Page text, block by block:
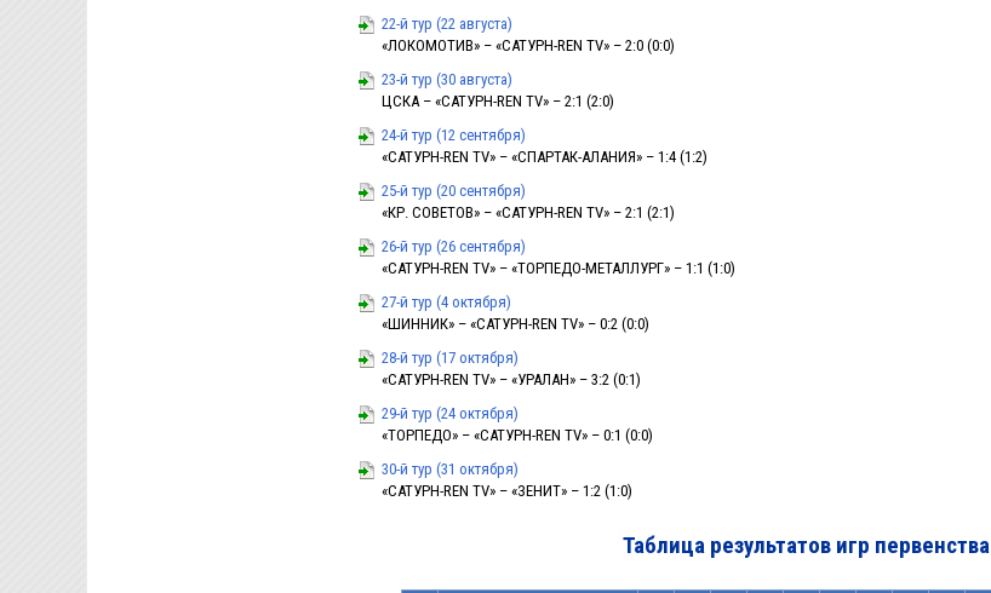
22-й тур (22 августа)
«ЛОКОМОТИВ» – «САТУРН-REN TV» – 2:0 (0:0)
23-й тур (30 августа)
ЦСКА – «САТУРН-REN TV» – 2:1 (2:0)
24-й тур (12 сентября)
«САТУРН-REN TV» – «СПАРТАК-АЛАНИЯ» – 1:4 (1:2)
25-й тур (20 сентября)
«КР. СОВЕТОВ» – «САТУРН-REN TV» – 2:1 (2:1)
26-й тур (26 сентября)
«САТУРН-REN TV» – «ТОРПЕДО-МЕТАЛЛУРГ» – 1:1 (1:0)
27-й тур (4 октября)
«ШИННИК» – «САТУРН-REN TV» – 0:2 (0:0)
28-й тур (17 октября)
«САТУРН-REN TV» – «УРАЛАН» – 3:2 (0:1)
29-й тур (24 октября)
«ТОРПЕДО» – «САТУРН-REN TV» – 0:1 (0:0)
30-й тур (31 октября)
«САТУРН-REN TV» – «ЗЕНИТ» – 1:2 (1:0)
Таблица результатов игр первенства